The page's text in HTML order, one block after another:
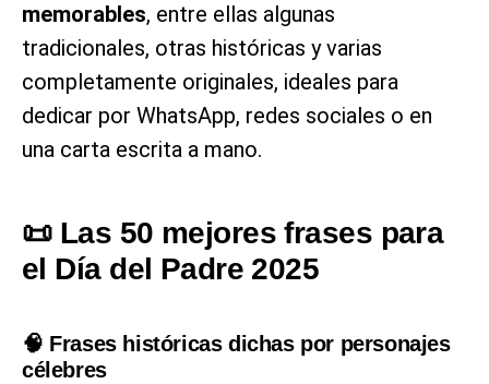
memorables, entre ellas algunas
tradicionales, otras históricas y varias
completamente originales, ideales para
dedicar por WhatsApp, redes sociales o en
una carta escrita a mano.
📜 Las 50 mejores frases para
el Día del Padre 2025
🧠 Frases históricas dichas por personajes
célebres